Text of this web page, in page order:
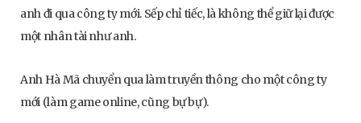
anh đi qua công ty mới. Sếp chỉ tiếc, là không thể giữ lại được
một nhân tài như anh.
Anh Hà Mã chuyển qua làm truyền thông cho một công ty
mới (làm game online, cũng bự bự).